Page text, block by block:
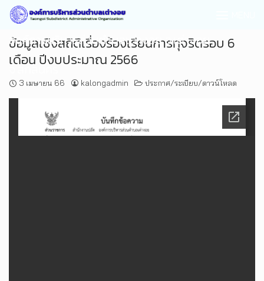
องค์การบริหารส่วนตำบลเต่างอย อ.เต่างอย
จ.สกลนคร
ข้อมูลเชิงสถิติเรื่องร้องเรียนการทุจริตรอบ 6
เดือน ปีงบประมาณ 2566
3 เมษายน 66 kalongadmin ประกาศ/ระเบียบ/ดาวน์โหลด